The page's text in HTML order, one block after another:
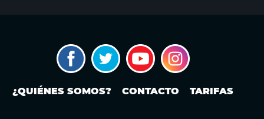
MODO FONTEVECCHIA
El Papa León XIV visitará la
¿cuándo? ¿En qué ciudades o
¿QUIÉNES SOMOS? CONTACTO TARIFAS